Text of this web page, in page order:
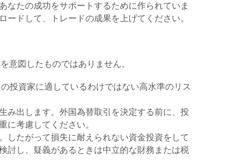
なたの成功をサポートするために作られていま
ドして、トレードの成果を上げてください。
意図したものではありません。
投資家に適しているわけではない高水準のリス
み出します。外国為替取引を決定する前に、投
に考慮してください。
したがって損失に耐えられない資金投資をして
討し、疑義があるときは中立的な財務または税